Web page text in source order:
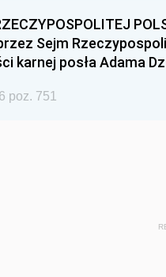
Sejm
karnej posła Adama
poz. 751